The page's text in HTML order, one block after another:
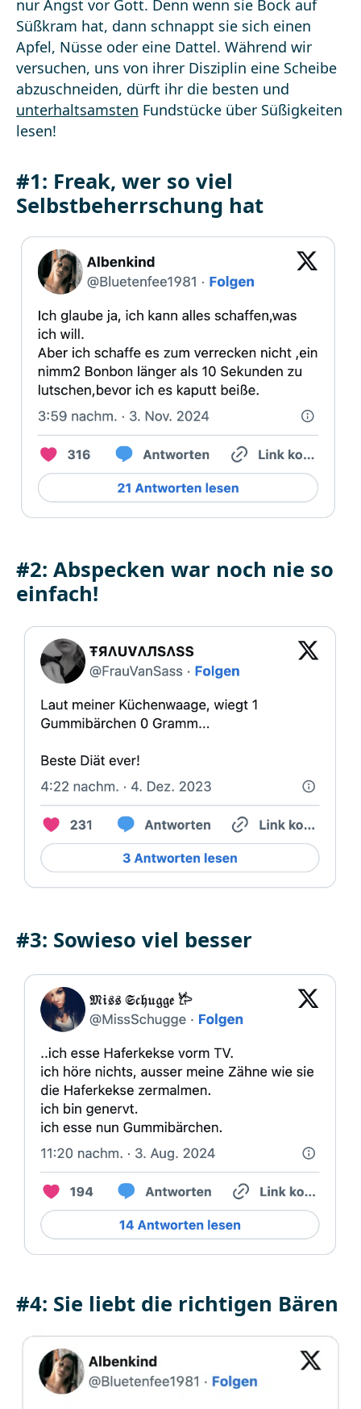
nur Angst vor Gott. Denn wenn sie Bock auf
Süßkram hat, dann schnappt sie sich einen
Apfel, Nüsse oder eine Dattel. Während wir
versuchen, uns von ihrer Disziplin eine Scheibe
abzuschneiden, dürft ihr die besten und
unterhaltsamsten Fundstücke über Süßigkeiten
lesen!
#1: Freak, wer so viel
Selbstbeherrschung hat
#2: Abspecken war noch nie so
einfach!
#3: Sowieso viel besser
#4: Sie liebt die richtigen Bären